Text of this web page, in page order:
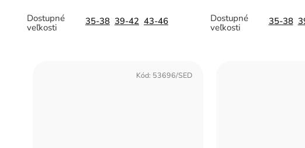
35-38 39-42 43-46 35-38
Kód: 53696/SED